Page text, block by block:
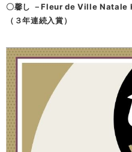
〇馨し －Fleur de Ville Natale
（３年連続入賞）